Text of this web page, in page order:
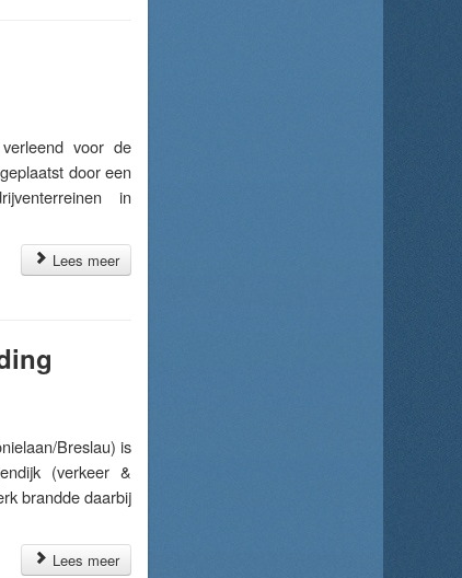
voor de
door een
in
Lees meer
Breslau) is
(verkeer &
brandde daarbij
Lees meer